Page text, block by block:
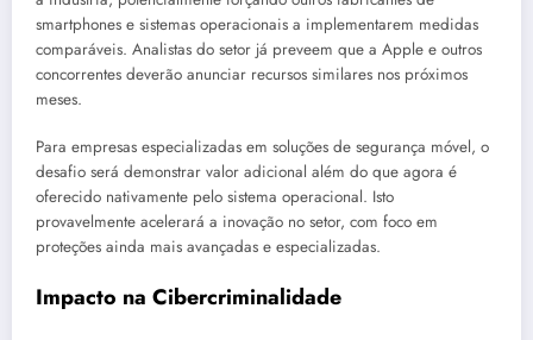
smartphones e sistemas operacionais a implementarem medidas
comparáveis. Analistas do setor já preveem que a Apple e outros
concorrentes deverão anunciar recursos similares nos próximos
meses.
Para empresas especializadas em soluções de segurança móvel, o
desafio será demonstrar valor adicional além do que agora é
oferecido nativamente pelo sistema operacional. Isto
provavelmente acelerará a inovação no setor, com foco em
proteções ainda mais avançadas e especializadas.
Impacto na Cibercriminalidade